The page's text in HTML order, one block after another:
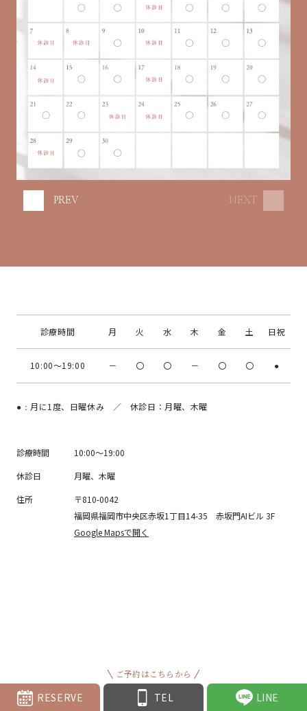
ご予約はこちらから
RESERVE TEL LINE
NEXT
PREV
診療時間 月 火 水 木 金 土 日祝
10:00～19:00 － 〇 〇 － 〇 〇 ●
●： 月に1度、日曜休み ／ 休診日：月曜、木曜
診療時間
10:00～19:00
休診日
月曜、木曜
住所
〒810-0042
福岡県福岡市中央区赤坂1丁目14-35 赤坂門AIビル 3F
Google Mapsで開く